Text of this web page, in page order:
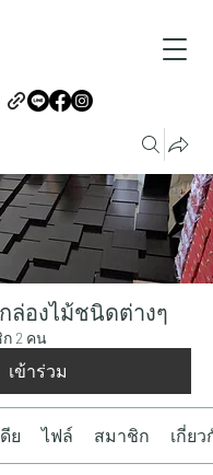
ล่องไม้ชนิดต่างๆ
2 คน
เข้าร่วม
ย ไฟล์ สมาชิก เกี่ยว